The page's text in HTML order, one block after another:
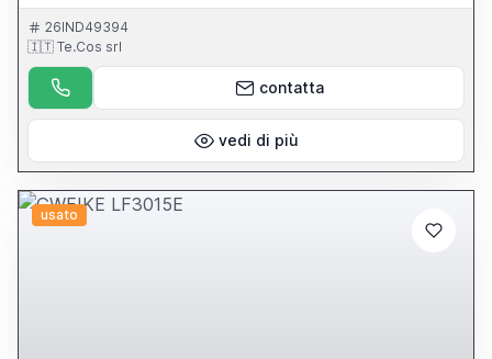
26IND49394
🇮🇹 Te.Cos srl
contatta
vedi di più
usato